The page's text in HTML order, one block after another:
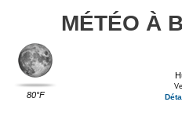
MÉTÉO À
80°F